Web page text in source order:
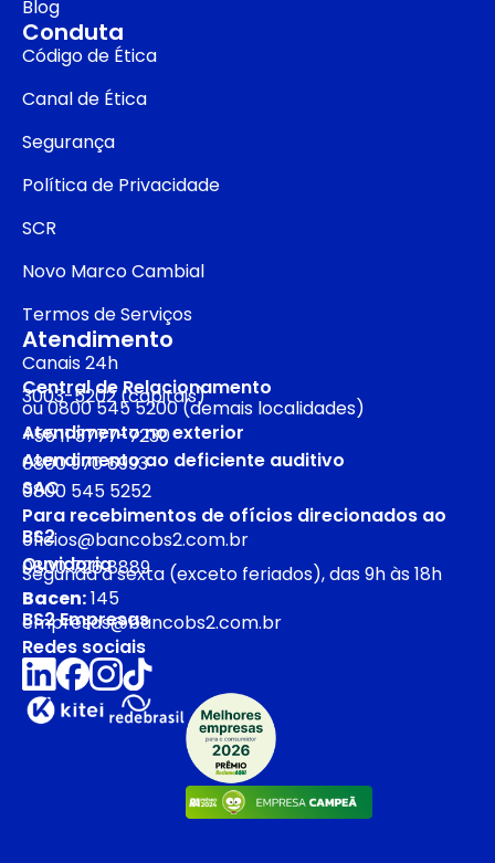
Blog
Conduta
Código de Ética
Canal de Ética
Segurança
Política de Privacidade
SCR
Novo Marco Cambial
Termos de Serviços
Atendimento
Canais 24h
Central de Relacionamento
3003-5202 (capitais)
ou 0800 545 5200 (demais localidades)
Atendimento no exterior
+55 11 3777-7230
Atendimento ao deficiente auditivo
0800 970 6993
SAC
0800 545 5252
Para recebimentos de ofícios direcionados ao
BS2
oficios@bancobs2.com.br
Ouvidoria
0800 726 8889
Segunda a sexta (exceto feriados), das 9h às 18h
Bacen:145
BS2 Empresas
empresas@bancobs2.com.br
Redes sociais